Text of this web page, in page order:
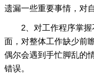
遗漏一些重要事情，对
2、对工作程序掌握
面，对整体工作缺少前
偶尔会遇到手忙脚乱的
错误。